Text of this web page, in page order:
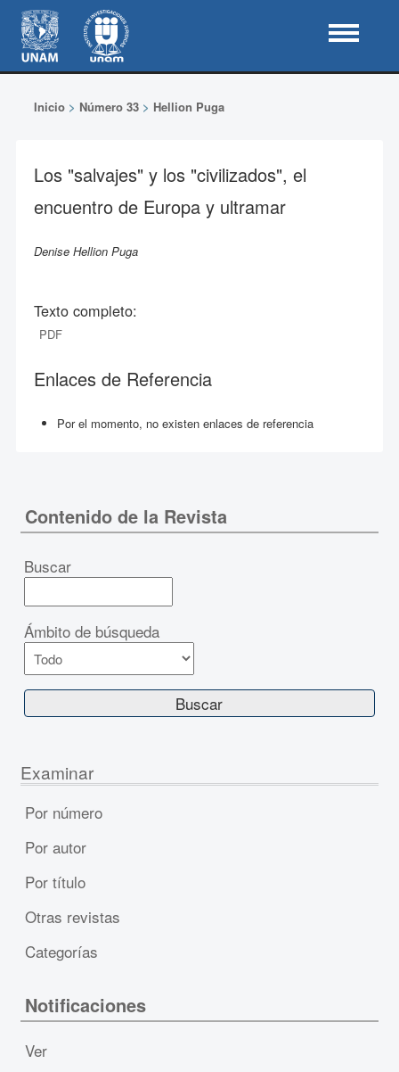
Inicio> Número 33> Hellion Puga
Los "salvajes" y los "civilizados", el
encuentro de Europa y ultramar
Denise Hellion Puga
Texto completo:
PDF
Enlaces de Referencia
Por el momento, no existen enlaces de referencia
Contenido de la Revista
Buscar
Ámbito de búsqueda
Examinar
Por número
Por autor
Por título
Otras revistas
Categorías
Notificaciones
Ver